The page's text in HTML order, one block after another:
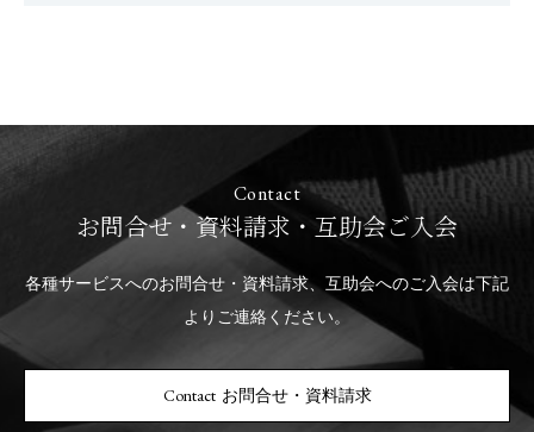
Contact
お問合せ・資料請求・互助会ご入会
各種サービスへのお問合せ・資料請求、互助会へのご入会は下記
よりご連絡ください。
お問合せ・資料請求